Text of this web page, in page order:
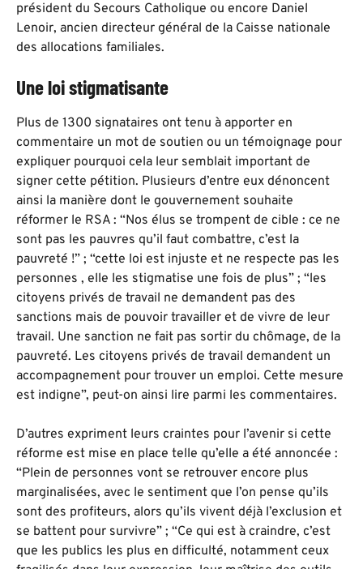
président du Secours Catholique ou encore Daniel
Lenoir, ancien directeur général de la Caisse nationale
des allocations familiales.
Une loi stigmatisante
Plus de 1300 signataires ont tenu à apporter en
commentaire un mot de soutien ou un témoignage pour
expliquer pourquoi cela leur semblait important de
signer cette pétition. Plusieurs d’entre eux dénoncent
ainsi la manière dont le gouvernement souhaite
réformer le RSA : “Nos élus se trompent de cible : ce ne
sont pas les pauvres qu’il faut combattre, c’est la
pauvreté !” ; “cette loi est injuste et ne respecte pas les
personnes , elle les stigmatise une fois de plus” ; “les
citoyens privés de travail ne demandent pas des
sanctions mais de pouvoir travailler et de vivre de leur
travail. Une sanction ne fait pas sortir du chômage, de la
pauvreté. Les citoyens privés de travail demandent un
accompagnement pour trouver un emploi. Cette mesure
est indigne”, peut-on ainsi lire parmi les commentaires.
D’autres expriment leurs craintes pour l’avenir si cette
réforme est mise en place telle qu’elle a été annoncée :
“Plein de personnes vont se retrouver encore plus
marginalisées, avec le sentiment que l’on pense qu’ils
sont des profiteurs, alors qu’ils vivent déjà l’exclusion et
se battent pour survivre” ; “Ce qui est à craindre, c’est
que les publics les plus en difficulté, notamment ceux